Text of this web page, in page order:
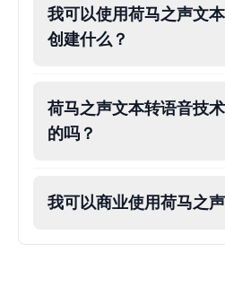
我可以使用荷马之声文
创建什么？
荷马之声文本转语音技
的吗？
我可以商业使用荷马之